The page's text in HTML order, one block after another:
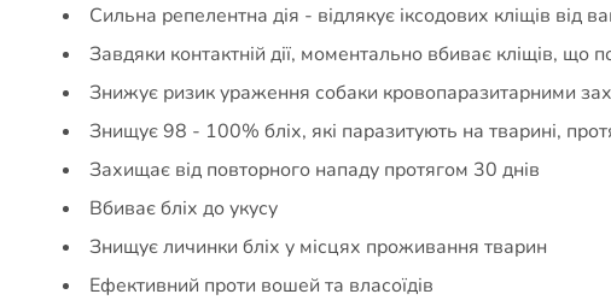
Сильна репелентна дія - відлякує іксодових кліщів
Завдяки контактній дії, моментально вбиває кліщів, що
Знижує ризик ураження собаки кровопаразитарними
Знищує 98 - 100% бліх, які паразитують на тварині,
Захищає від повторного нападу протягом 30 днів
Вбиває бліх до укусу
Знищує личинки бліх у місцях проживання тварин
Ефективний проти вошей та власоїдів